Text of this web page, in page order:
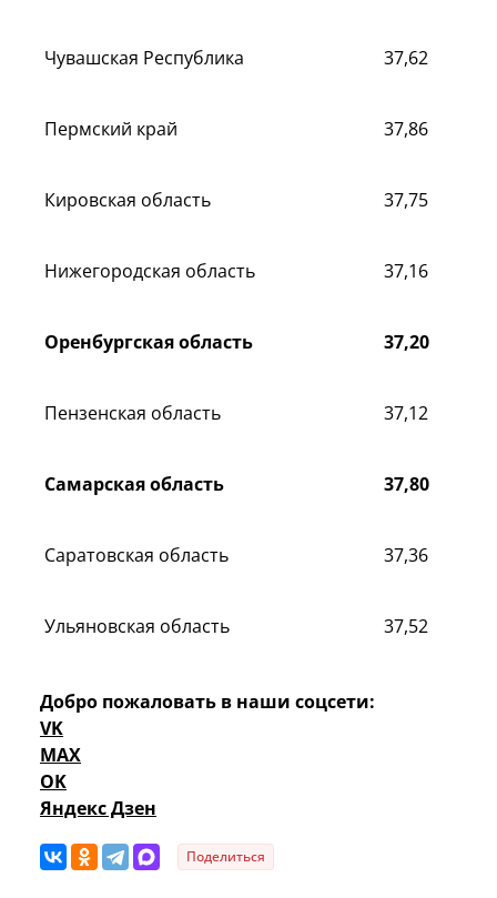
Чувашская Республика 37,62
Пермский край 37,86
Кировская область 37,75
Нижегородская область 37,16
Оренбургская область 37,20
Пензенская область 37,12
Самарская область 37,80
Саратовская область 37,36
Ульяновская область 37,52
Добро пожаловать в наши соцсети:
VK
MAX
OK
Яндекс Дзен
Поделиться